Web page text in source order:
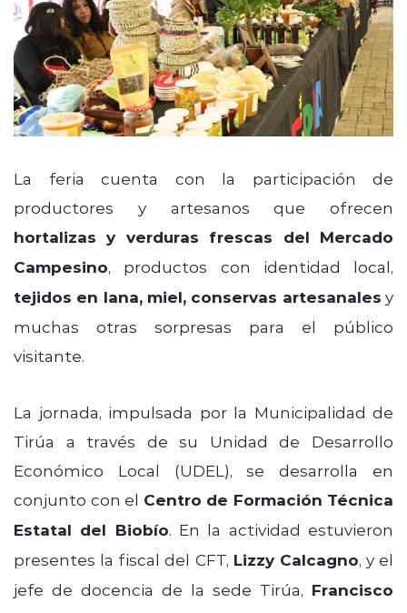
La feria cuenta con la participación de
productores y artesanos que ofrecen
hortalizas y verduras frescas del Mercado
Campesino, productos con identidad local,
tejidos en lana, miel, conservas artesanales y
muchas otras sorpresas para el público
visitante.
La jornada, impulsada por la Municipalidad de
Tirúa a través de su Unidad de Desarrollo
Económico Local (UDEL), se desarrolla en
conjunto con el Centro de Formación Técnica
Estatal del Biobío. En la actividad estuvieron
presentes la fiscal del CFT, Lizzy Calcagno, y el
jefe de docencia de la sede Tirúa, Francisco